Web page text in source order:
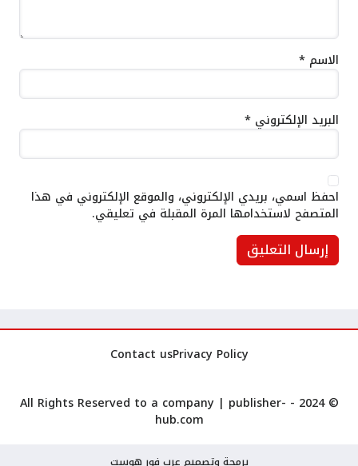
الاسم *
البريد الإلكتروني *
احفظ اسمي، بريدي الإلكتروني، والموقع الإلكتروني في هذا
المتصفح لاستخدامها المرة المقبلة في تعليقي.
Privacy Policy
Contact us
© 2024 - All Rights Reserved to a company |
publisher-
hub.com
برمجة وتصميم عرب فور هوست